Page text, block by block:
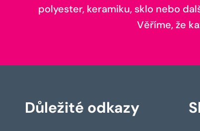
polyester, keramiku, sklo nebo
Věříme, že
Důležité odkazy